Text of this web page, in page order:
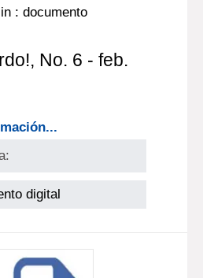
: documento
, No. 6 - feb.
digital